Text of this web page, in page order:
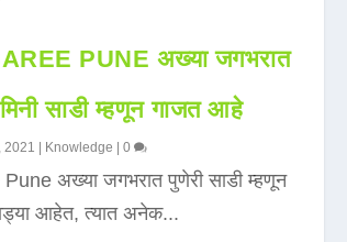
PUNE अख्या जगभरात
साडी म्हणून गाजत आहे
2021 Knowledge |0
अख्या जगभरात पुणेरी साडी म्हणून
आहेत, त्यात अनेक...